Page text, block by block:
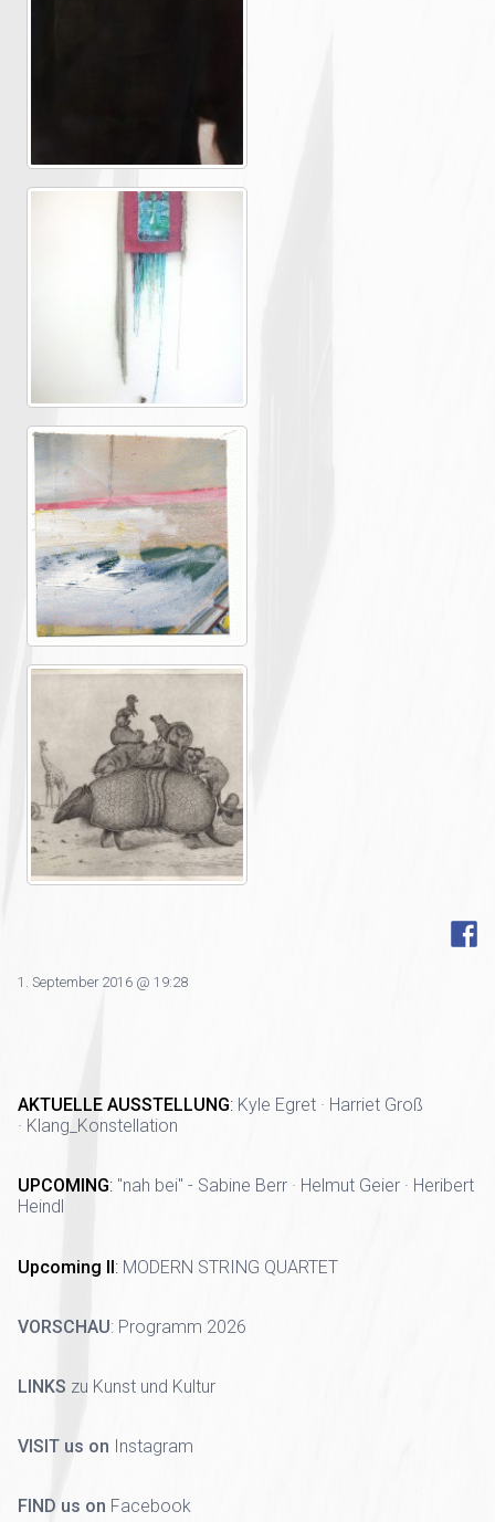
1. September 2016 @ 19:28
AKTUELLE AUSSTELLUNG: Kyle Egret · Harriet Groß
· Klang_Konstellation
UPCOMING: "nah bei" - Sabine Berr · Helmut Geier · Heribert
Heindl
Upcoming II: MODERN STRING QUARTET
VORSCHAU: Programm 2026
LINKS zu Kunst und Kultur
VISIT us on Instagram
FIND us on Facebook